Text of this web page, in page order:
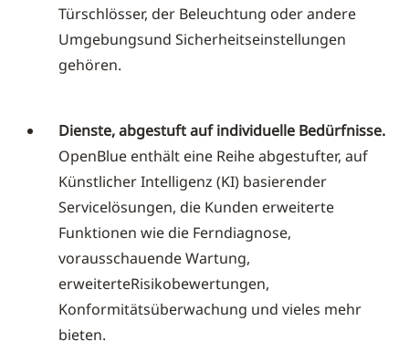
Türschlösser, der Beleuchtung oder andere
Umgebungsund Sicherheitseinstellungen
gehören.
Dienste, abgestuft auf individuelle Bedürfnisse.
OpenBlue enthält eine Reihe abgestufter, auf
Künstlicher Intelligenz (KI) basierender
Servicelösungen, die Kunden erweiterte
Funktionen wie die Ferndiagnose,
vorausschauende Wartung,
erweiterteRisikobewertungen,
Konformitätsüberwachung und vieles mehr
bieten.